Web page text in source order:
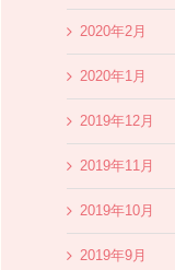
2020年2月
2020年1月
2019年12月
2019年11月
2019年10月
2019年9月